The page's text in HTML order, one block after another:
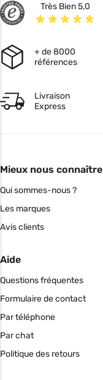
Très Bien 5,0
+ de 8000
références
Livraison
Express
Mieux nous connaître
Qui sommes-nous ?
Les marques
Avis clients
Aide
Questions fréquentes
Formulaire de contact
Par téléphone
Par chat
Politique des retours